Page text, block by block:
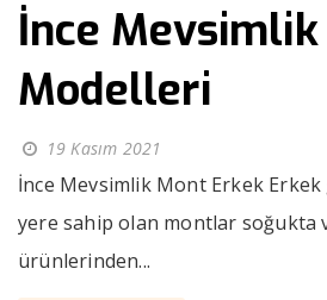
İnce
Modelleri
19 Kasım 2021
İnce Mevsimlik Mont Erkek
yere sahip olan montlar soğukta
ürünlerinden...